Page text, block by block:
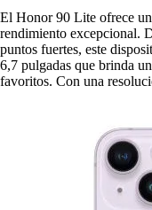
El Honor 90 Lite ofrece
rendimiento excepcional.
puntos fuertes, este
6,7 pulgadas que brinda
favoritos. Con una